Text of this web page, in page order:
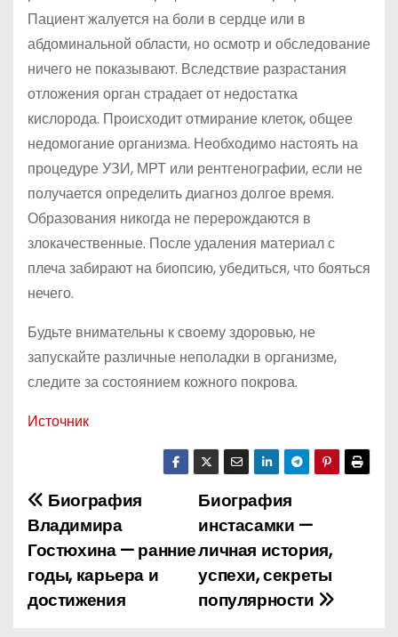
Пациент жалуется на боли в сердце или в
абдоминальной области, но осмотр и обследование
ничего не показывают. Вследствие разрастания
отложения орган страдает от недостатка
кислорода. Происходит отмирание клеток, общее
недомогание организма. Необходимо настоять на
процедуре УЗИ, МРТ или рентгенографии, если не
получается определить диагноз долгое время.
Образования никогда не перерождаются в
злокачественные. После удаления материал с
плеча забирают на биопсию, убедиться, что бояться
нечего.
Будьте внимательны к своему здоровью, не
запускайте различные неполадки в организме,
следите за состоянием кожного покрова.
Источник
Н
а
в
и
Биография
инстасамки —
личная история,
успехи, секреты
популярности
Биография
Владимира
Гостюхина — ранние
годы, карьера и
достижения